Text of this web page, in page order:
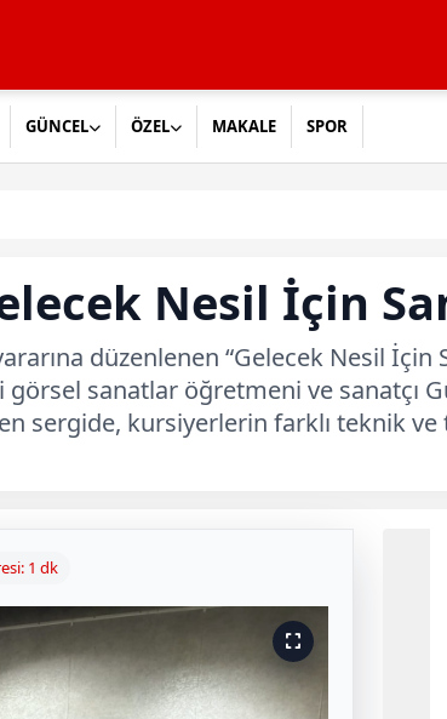
GÜNCEL ÖZEL MAKALE SPOR
Nesil İçin
düzenlenen “Gelecek Nesil
sanatlar öğretmeni ve sanatçı
sergide, kursiyerlerin farklı teknik
1 dk